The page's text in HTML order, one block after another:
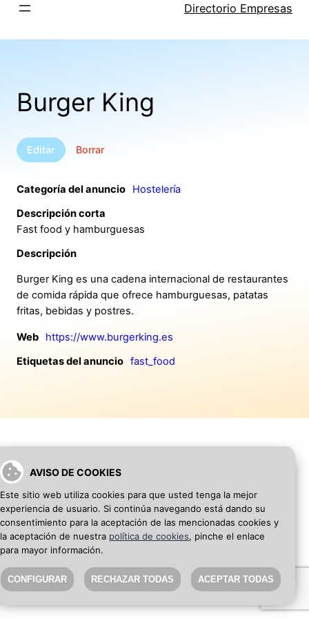
AVISO DE COOKIES
Este sitio web utiliza cookies para que usted tenga la mejor
experiencia de usuario. Si continúa navegando está dando su
consentimiento para la aceptación de las mencionadas cookies y
la aceptación de nuestra política de cookies, pinche el enlace
para mayor información.
CONFIGURAR RECHAZAR TODAS ACEPTAR TODAS
Saltar
Directorio Empresas
Burger King
Editar Borrar
Categoría del anuncio
Hostelería
Descripción corta
Fast food y hamburguesas
Descripción
Burger King es una cadena internacional de restaurantes
de comida rápida que ofrece hamburguesas, patatas
fritas, bebidas y postres.
Web
https://www.burgerking.es
Etiquetas del anuncio fast_food
VOLVER A INICIO
SEO Blog ·Aviso Legal·Política de privacidad